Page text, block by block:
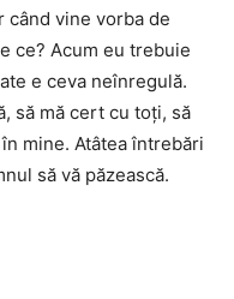
vine vorba de
ce? Acum eu trebuie
e ceva neînregulă.
să mă cert cu toţi, să
mine. Atâtea întrebări
să vă păzească.